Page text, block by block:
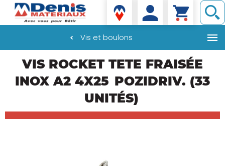
principal
Denis matériaux
Vis et boulons
VIS ROCKET TETE FRAISÉE
INOX A2 4X25 POZIDRIV. (33
UNITÉS)